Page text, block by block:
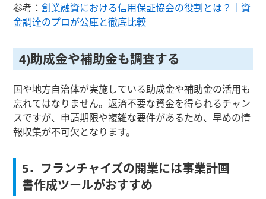
参考：創業融資における信用保証協会の役割とは？｜資
金調達のプロが公庫と徹底比較
4)助成金や補助金も調査する
国や地方自治体が実施している助成金や補助金の活用も
忘れてはなりません。返済不要な資金を得られるチャン
スですが、申請期限や複雑な要件があるため、早めの情
報収集が不可欠となります。
5．フランチャイズの開業には事業計画
書作成ツールがおすすめ